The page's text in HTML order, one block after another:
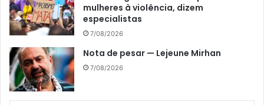
mulheres à violência, dizem
especialistas
7/08/2026
Nota de pesar — Lejeune Mirhan
7/08/2026